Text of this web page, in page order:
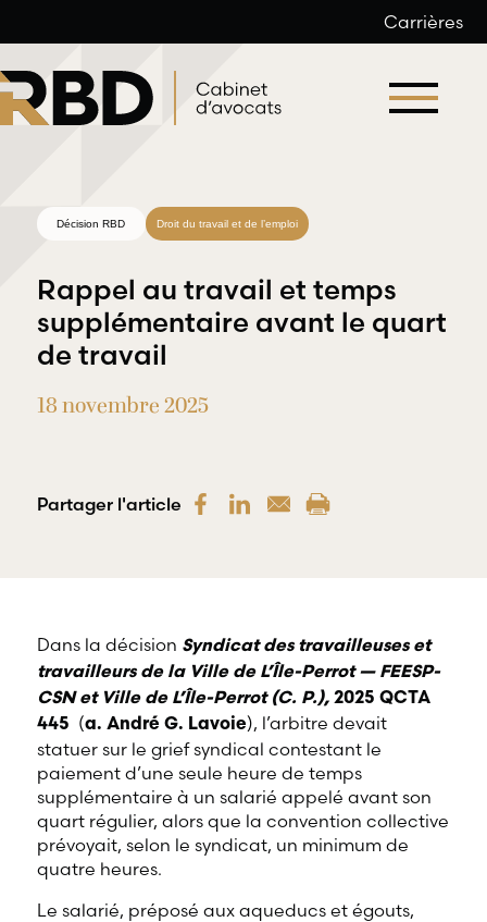
au
contenu
Carrières
travail et
offre une
gamme
d’expertises
reliés au droit
du travail et
de l’emploi.
RBD Avocats offre
œuvrant dans
divers domaines
d’emploi.
Décision RBD Droit du travail et de l’emploi
Rappel au travail et temps
supplémentaire avant le quart
de travail
18 novembre 2025
Partager l'article
Dans la décision Syndicat des travailleuses et
travailleurs de la Ville de L’Île-Perrot — FEESP-
CSN et Ville de L’Île-Perrot (C. P.), 2025 QCTA
445
(a. André G. Lavoie), l’arbitre devait
statuer sur le grief syndical contestant le
paiement d’une seule heure de temps
supplémentaire à un salarié appelé avant son
quart régulier, alors que la convention collective
prévoyait, selon le syndicat, un minimum de
quatre heures.
Le salarié, préposé aux aqueducs et égouts,